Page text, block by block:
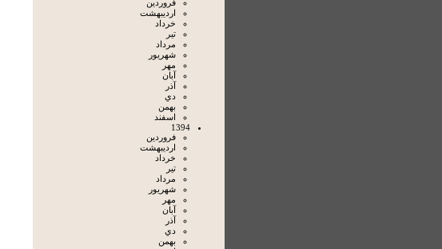
فروردين
ارديبهشت
خرداد
تير
مرداد
شهريور
مهر
آبان
آذر
دي
بهمن
اسفند
1394
فروردين
ارديبهشت
خرداد
تير
مرداد
شهريور
مهر
آبان
آذر
دي
بهمن